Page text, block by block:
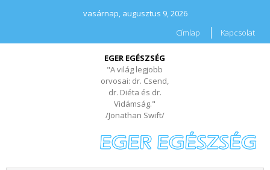
vasárnap, augusztus 9, 2026
Címlap
Kapcsolat
EGER EGÉSZSÉG
"A világ legjobb
orvosai: dr. Csend,
dr. Diéta és dr.
Vidámság."
/Jonathan Swift/